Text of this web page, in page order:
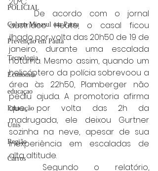
POLICIAL
Coluna Minasul em Pauta
Prevenção em Pauta
Tecnologia
Economia
educaçao
Educação
Unis
Região
Carros
	De acordo com o jornal
austríaco Heute, o casal ficou
ilhado por volta das 20h50 de 19 de
janeiro, durante uma escalada
noturna. Mesmo assim, quando um
helicóptero da polícia sobrevoou a
área às 22h50, Plamberger não
pediu ajuda. A promotoria afirma
que, por volta das 2h da
madrugada, ele deixou Gurtner
sozinha na neve, apesar de sua
inexperiência em escaladas de
alta altitude.